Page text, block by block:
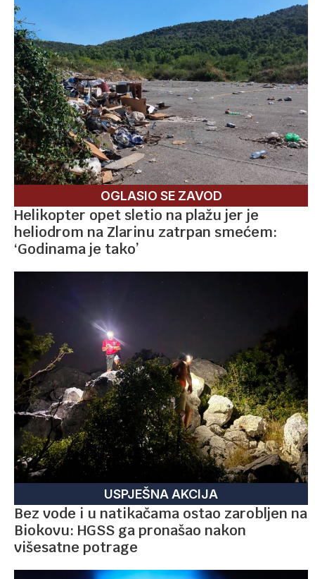
OGLASIO SE ZAVOD
Helikopter opet sletio na plažu jer je
heliodrom na Zlarinu zatrpan smećem:
‘Godinama je tako’
USPJEŠNA AKCIJA
Bez vode i u natikačama ostao zarobljen na
Biokovu: HGSS ga pronašao nakon
višesatne potrage